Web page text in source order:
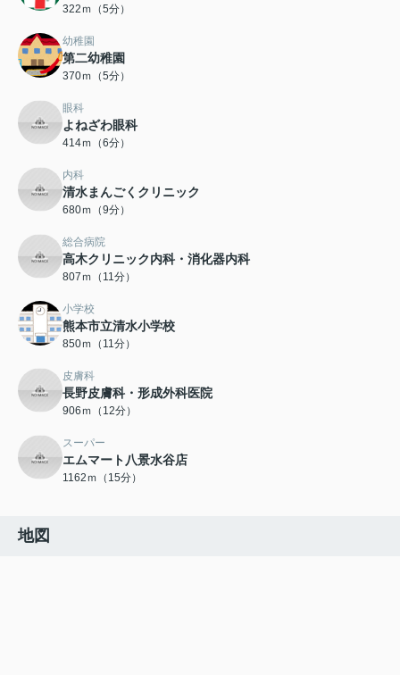
322ｍ（5分）
幼稚園
第二幼稚園
370ｍ（5分）
眼科
よねざわ眼科
414ｍ（6分）
内科
清水まんごくクリニック
680ｍ（9分）
総合病院
高木クリニック内科・消化器内科
807ｍ（11分）
小学校
熊本市立清水小学校
850ｍ（11分）
皮膚科
長野皮膚科・形成外科医院
906ｍ（12分）
スーパー
エムマート八景水谷店
1162ｍ（15分）
地図